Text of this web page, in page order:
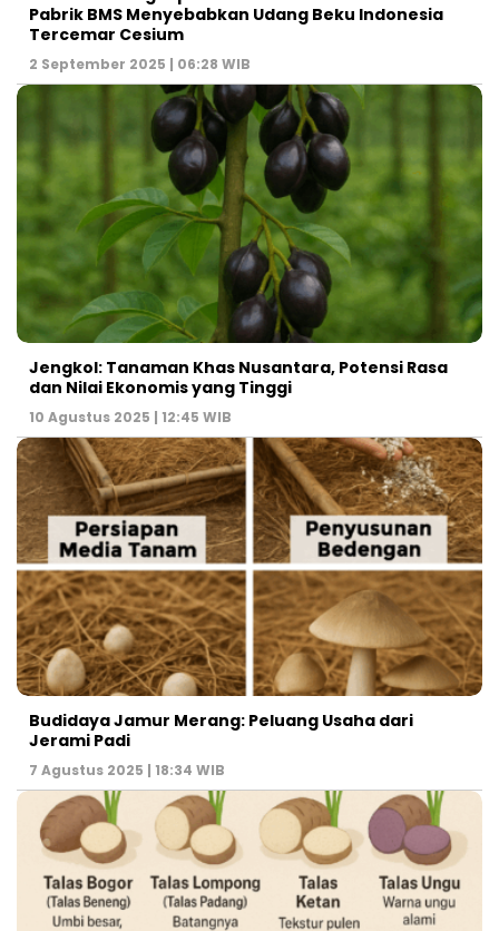
Pabrik BMS Menyebabkan Udang Beku Indonesia
Tercemar Cesium
2 September 2025 | 06:28 WIB
Jengkol: Tanaman Khas Nusantara, Potensi Rasa
dan Nilai Ekonomis yang Tinggi
10 Agustus 2025 | 12:45 WIB
Budidaya Jamur Merang: Peluang Usaha dari
Jerami Padi
7 Agustus 2025 | 18:34 WIB